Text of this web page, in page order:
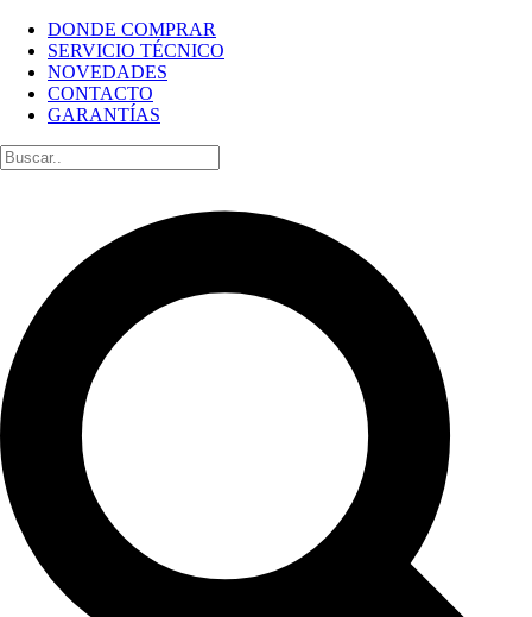
DONDE COMPRAR
SERVICIO TÉCNICO
NOVEDADES
CONTACTO
GARANTÍAS